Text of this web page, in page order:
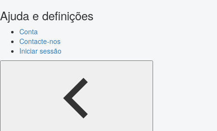
Ajuda e definições
Conta
Contacte-nos
Iniciar sessão